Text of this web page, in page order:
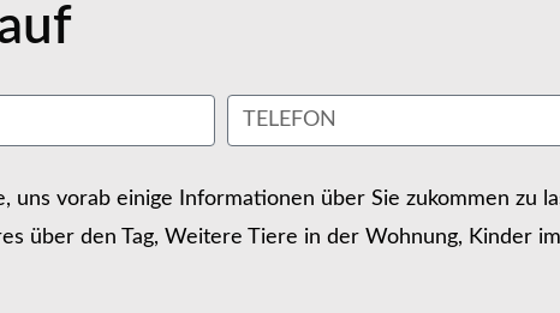
vorab einige Informationen über Sie zukommen zu
über den Tag, Weitere Tiere in der Wohnung, Kinder